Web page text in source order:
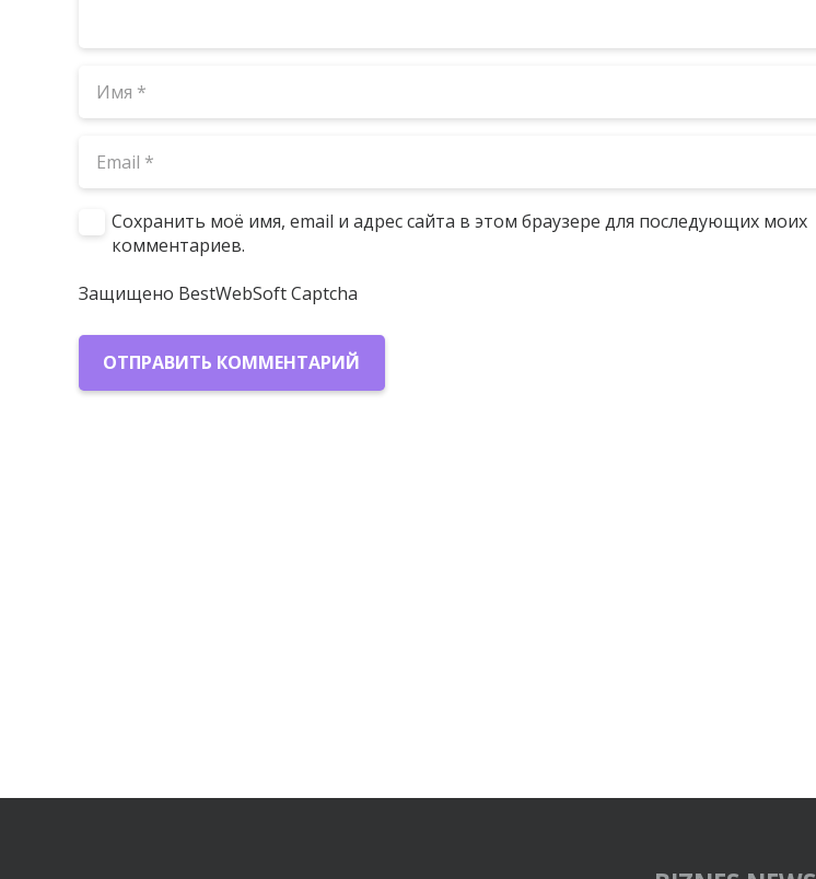
Сохранить моё имя, email и адрес сайта в этом браузере для последующих моих
комментариев.
Защищено BestWebSoft Captcha
ОТПРАВИТЬ КОММЕНТАРИЙ